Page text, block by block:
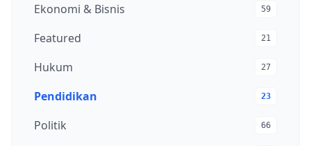
Ekonomi & Bisnis 59
Featured 21
Hukum 27
Pendidikan 23
Politik 66